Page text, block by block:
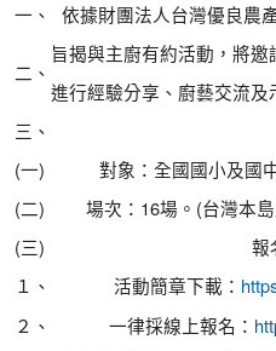
一、 依據財團法人台灣優良農
二、
旨揭與主廚有約活動，將
進行經驗分享、廚藝交流
三、
(一)
對象：全國國小及國
(二)
場次：16場。(台灣本
(三)
報
１、
活動簡章下載：
２、 一律採線上報名：